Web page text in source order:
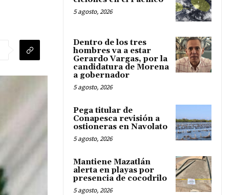
5 agosto, 2026
Dentro de los tres
hombres va a estar
Gerardo Vargas, por la
candidatura de Morena
a gobernador
5 agosto, 2026
Pega titular de
Conapesca revisión a
ostioneras en Navolato
5 agosto, 2026
Mantiene Mazatlán
alerta en playas por
presencia de cocodrilo
5 agosto, 2026